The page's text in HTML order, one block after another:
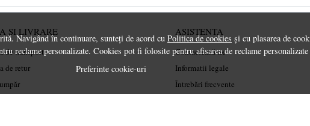
Navigând în continuare, sunteți de acord cu Politica de cookies și cu plasarea de
reclame personalizate. Cookies pot fi folosite pentru afisarea de reclame
Preferinte cookie-uri
SI LIVRARE
de transport
de retur
ASISTENTA
Contactează-ne
Informatii legale
Întrebări frecvente